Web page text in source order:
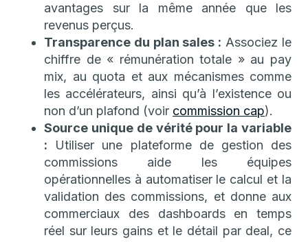
avantages sur la même année que les
revenus perçus.
Transparence du plan sales : Associez le
chiffre de « rémunération totale » au pay
mix, au quota et aux mécanismes comme
les accélérateurs, ainsi qu’à l’existence ou
non d’un plafond (voir commission cap).
Source unique de vérité pour la variable
: Utiliser une plateforme de gestion des
commissions aide les équipes
opérationnelles à automatiser le calcul et la
validation des commissions, et donne aux
commerciaux des dashboards en temps
réel sur leurs gains et le détail par deal, ce